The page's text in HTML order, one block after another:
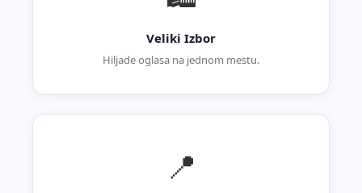
Veliki Izbor
Hiljade oglasa na jednom mestu.
📍